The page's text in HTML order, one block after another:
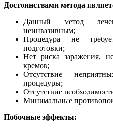
Достоинствами метода
Данный метод
неинвазивным;
Процедура не
подготовки;
Нет риска заражения,
кремов;
Отсутствие
процедуры;
Отсутствие
Минимальные
Побочные эффекты: